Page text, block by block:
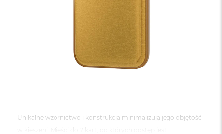
Unikalne wzornictwo i konstrukcja minimalizują jego objętość